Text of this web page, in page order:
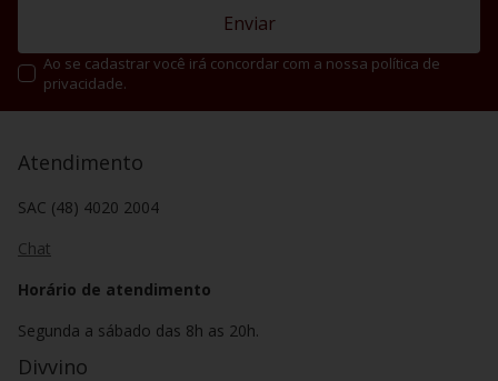
Enviar
Ao se cadastrar você irá concordar com a nossa política de
privacidade.
Atendimento
SAC (48) 4020 2004
Chat
Horário de atendimento
Segunda a sábado das 8h as 20h.
Divvino